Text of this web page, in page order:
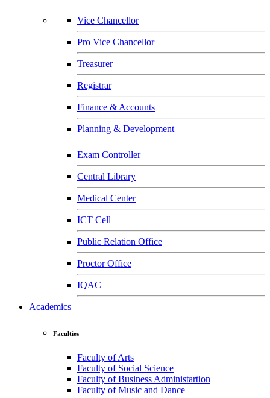
Vice Chancellor
Pro Vice Chancellor
Treasurer
Registrar
Finance & Accounts
Planning & Development
Exam Controller
Central Library
Medical Center
ICT Cell
Public Relation Office
Proctor Office
IQAC
Academics
Faculties
Faculty of Arts
Faculty of Social Science
Faculty of Business Administartion
Faculty of Music and Dance